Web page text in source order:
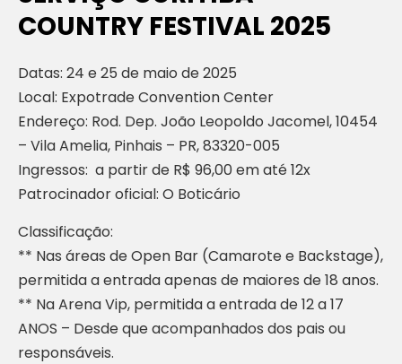
COUNTRY FESTIVAL 2025
Datas: 24 e 25 de maio de 2025
Local: Expotrade Convention Center
Endereço: Rod. Dep. João Leopoldo Jacomel, 10454
– Vila Amelia, Pinhais – PR, 83320-005
Ingressos: a partir de R$ 96,00 em até 12x
Patrocinador oficial: O Boticário
Classificação:
** Nas áreas de Open Bar (Camarote e Backstage),
permitida a entrada apenas de maiores de 18 anos.
** Na Arena Vip, permitida a entrada de 12 a 17
ANOS – Desde que acompanhados dos pais ou
responsáveis.